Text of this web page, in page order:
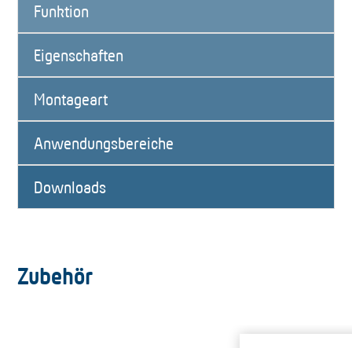
Funktion
Eigenschaften
Montageart
Anwendungsbereiche
Downloads
Zubehör